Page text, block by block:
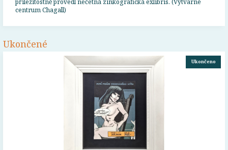
centrum Chagall)
Ukončené
Ukončeno